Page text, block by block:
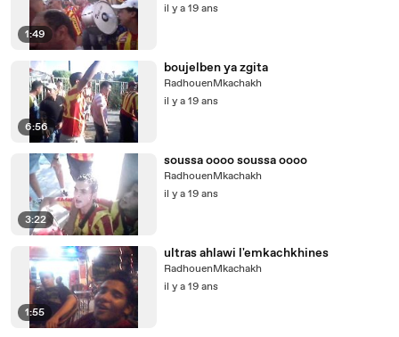
1:49
il y a 19 ans
6:56
boujelben ya zgita
RadhouenMkachakh
il y a 19 ans
3:22
soussa oooo soussa oooo
RadhouenMkachakh
il y a 19 ans
1:55
ultras ahlawi l'emkachkhines
RadhouenMkachakh
il y a 19 ans